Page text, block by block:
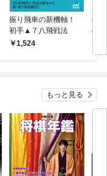
振り飛車の新機軸！
初手▲７八飛戦法
1,524
振
の
端～
もっと見る